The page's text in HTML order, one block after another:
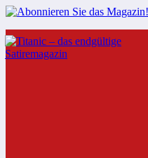
Zum
Inhalt
springen